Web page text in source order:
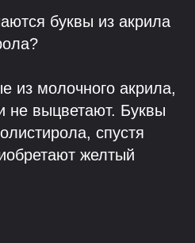
буквы из акрила
из молочного акрила,
не выцветают. Буквы
спустя
желтый